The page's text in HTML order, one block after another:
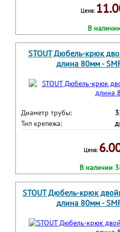
Цена:
В
STOUT Дюбель-крюк
длина 80мм -
Диаметр трубы:
Тип крепежа:
Цена:
В наличии
STOUT Дюбель-крюк
длина 80мм -